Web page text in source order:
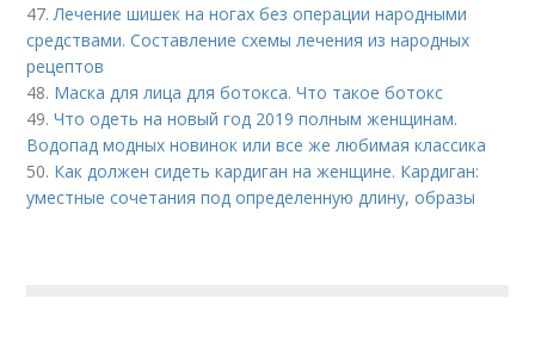
47. Лечение шишек на ногах без операции народными
средствами. Составление схемы лечения из народных
рецептов
48. Маска для лица для ботокса. Что такое ботокс
49.Что одеть на новый год 2019 полным женщинам.
Водопад модных новинок или все же любимая классика
50. Как должен сидеть кардиган на женщине. Кардиган:
уместные сочетания под определенную длину, образы